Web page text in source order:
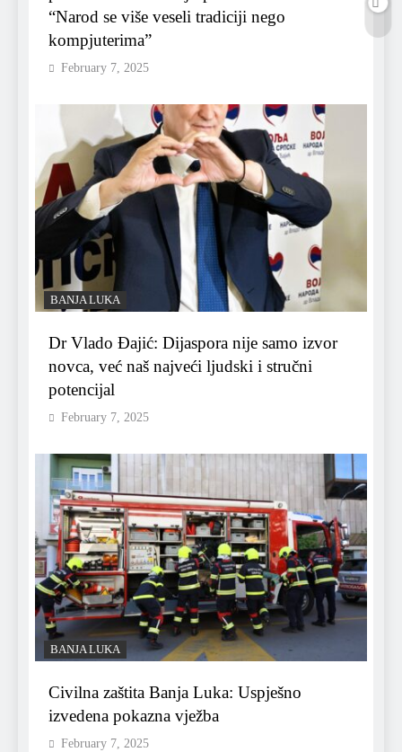
“Narod se više veseli tradiciji nego
kompjuterima”
February 7, 2025
BANJA LUKA
Dr Vlado Đajić: Dijaspora nije samo izvor
novca, već naš najveći ljudski i stručni
potencijal
February 7, 2025
BANJA LUKA
Civilna zaštita Banja Luka: Uspješno
izvedena pokazna vježba
February 7, 2025